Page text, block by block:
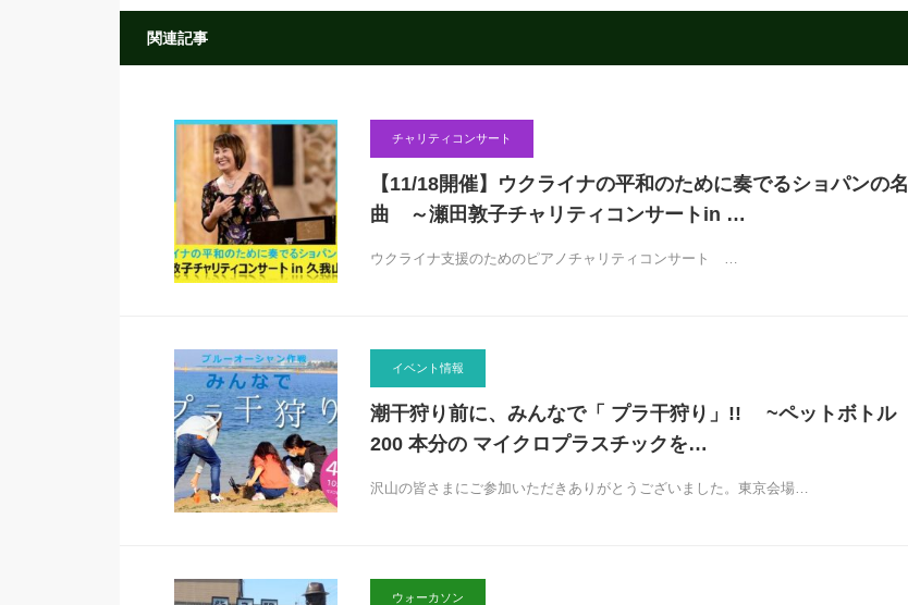
関連記事
チャリティコンサート
【11/18開催】ウクライナの平和のために奏でるショパンの名
曲 ～瀬田敦子チャリティコンサートin …
ウクライナ支援のためのピアノチャリティコンサート …
イベント情報
潮干狩り前に、みんなで「 プラ干狩り」!! ~ペットボトル
200 本分の マイクロプラスチックを…
沢山の皆さまにご参加いただきありがとうございました。東京会場…
ウォーカソン